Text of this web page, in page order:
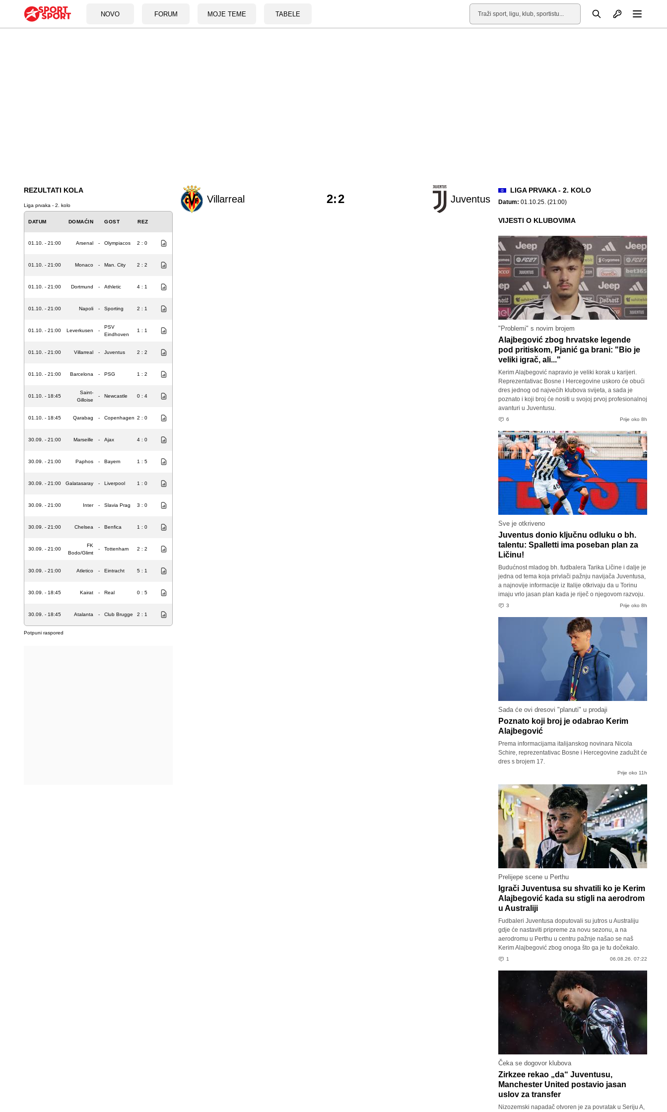
NOVO FORUM MOJE TEME TABELE
Pretraga Otvori profil
REZULTATI KOLA
Liga prvaka - 2. kolo
DATUM DOMAĆIN GOST REZ
01.10. - 21:00 Arsenal - Olympiacos 2 : 0
01.10. - 21:00 Monaco - Man. City 2 : 2
01.10. - 21:00 Dortmund - Athletic 4 : 1
01.10. - 21:00 Napoli - Sporting 2 : 1
01.10. - 21:00 Leverkusen -
PSV
Eindhoven
1 : 1
01.10. - 21:00 Villarreal - Juventus 2 : 2
01.10. - 21:00 Barcelona - PSG 1 : 2
01.10. - 18:45
Saint-
Gilloise
- Newcastle 0 : 4
01.10. - 18:45 Qarabag - Copenhagen 2 : 0
30.09. - 21:00 Marseille - Ajax 4 : 0
30.09. - 21:00 Paphos - Bayern 1 : 5
30.09. - 21:00 Galatasaray - Liverpool 1 : 0
30.09. - 21:00 Inter - Slavia Prag 3 : 0
30.09. - 21:00 Chelsea - Benfica 1 : 0
30.09. - 21:00
FK
Bodo/Glimt
- Tottenham 2 : 2
30.09. - 21:00 Atletico - Eintracht 5 : 1
30.09. - 18:45 Kairat - Real 0 : 5
30.09. - 18:45 Atalanta - Club Brugge 2 : 1
Potpuni raspored
Villarreal Juventus
2:2
LIGA PRVAKA - 2. KOLO
Datum: 01.10.25. (21:00)
VIJESTI O KLUBOVIMA
"Problemi" s novim brojem
Alajbegović zbog hrvatske legende
pod pritiskom, Pjanić ga brani: "Bio je
veliki igrač, ali..."
Kerim Alajbegović napravio je veliki korak u karijeri.
Reprezentativac Bosne i Hercegovine uskoro će obući
dres jednog od najvećih klubova svijeta, a sada je
poznato i koji broj će nositi u svojoj prvoj profesionalnoj
avanturi u Juventusu.
6 Prije oko 8h
Sve je otkriveno
Juventus donio ključnu odluku o bh.
talentu: Spalletti ima poseban plan za
Ličinu!
Budućnost mladog bh. fudbalera Tarika Ličine i dalje je
jedna od tema koja privlači pažnju navijača Juventusa,
a najnovije informacije iz Italije otkrivaju da u Torinu
imaju vrlo jasan plan kada je riječ o njegovom razvoju.
3 Prije oko 8h
Sada će ovi dresovi "planuti" u prodaji
Poznato koji broj je odabrao Kerim
Alajbegović
Prema informacijama italijanskog novinara Nicola
Schire, reprezentativac Bosne i Hercegovine zadužit će
dres s brojem 17.
Prije oko 11h
Prelijepe scene u Perthu
Igrači Juventusa su shvatili ko je Kerim
Alajbegović kada su stigli na aerodrom
u Australiji
Fudbaleri Juventusa doputovali su jutros u Australiju
gdje će nastaviti pripreme za novu sezonu, a na
aerodromu u Perthu u centru pažnje našao se naš
Kerim Alajbegović zbog onoga što ga je tu dočekalo.
1 06.08.26. 07:22
Čeka se dogovor klubova
Zirkzee rekao „da“ Juventusu,
Manchester United postavio jasan
uslov za transfer
Nizozemski napadač otvoren je za povratak u Seriju A,